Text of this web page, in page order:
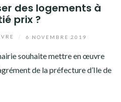
des logements à
prix ?
6 NOVEMBRE 2019
souhaite mettre en œuvre
de la préfecture d’Ile de